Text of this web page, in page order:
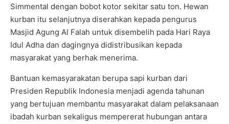
Simmental dengan bobot kotor sekitar satu ton. Hewan
kurban itu selanjutnya diserahkan kepada pengurus
Masjid Agung Al Falah untuk disembelih pada Hari Raya
Idul Adha dan dagingnya didistribusikan kepada
masyarakat yang berhak menerima.
Bantuan kemasyarakatan berupa sapi kurban dari
Presiden Republik Indonesia menjadi agenda tahunan
yang bertujuan membantu masyarakat dalam pelaksanaan
ibadah kurban sekaligus mempererat hubungan antara